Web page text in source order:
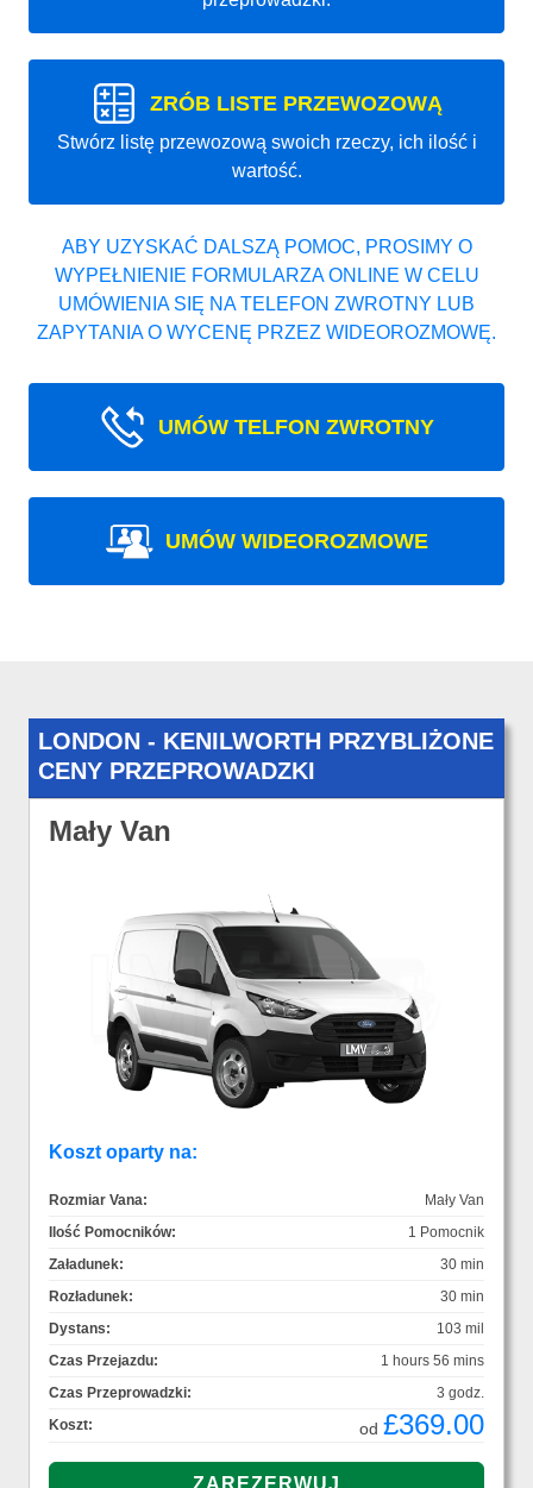
ZRÓB LISTE PRZEWOZOWĄ
Stwórz listę przewozową swoich rzeczy, ich ilość i
wartość.
ABY UZYSKAĆ DALSZĄ POMOC, PROSIMY O
WYPEŁNIENIE FORMULARZA ONLINE W CELU
UMÓWIENIA SIĘ NA TELEFON ZWROTNY LUB
ZAPYTANIA O WYCENĘ PRZEZ WIDEOROZMOWĘ.
UMÓW TELFON ZWROTNY
UMÓW WIDEOROZMOWE
LONDON - KENILWORTH PRZYBLIŻONE
CENY PRZEPROWADZKI
Mały Van
Koszt oparty na:
Rozmiar Vana:
Mały Van
Ilość Pomocników:
1 Pomocnik
Załadunek:
30 min
Rozładunek:
30 min
Dystans:
103 mil
Czas Przejazdu:
1 hours 56 mins
Czas Przeprowadzki:
3 godz.
Koszt:
od £369.00